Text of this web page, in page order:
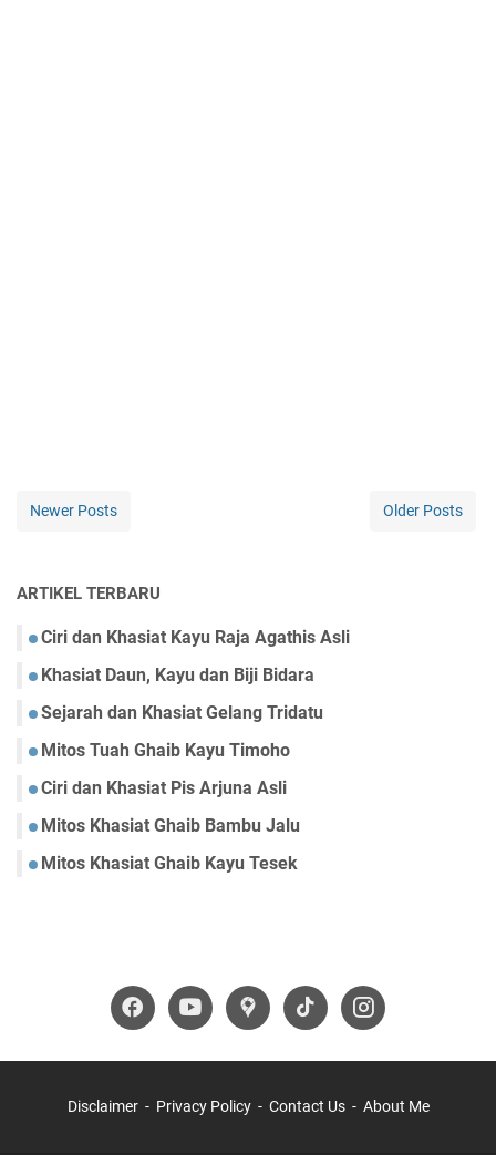
Newer Posts Older Posts
ARTIKEL TERBARU
Ciri dan Khasiat Kayu Raja Agathis Asli
Khasiat Daun, Kayu dan Biji Bidara
Sejarah dan Khasiat Gelang Tridatu
Mitos Tuah Ghaib Kayu Timoho
Ciri dan Khasiat Pis Arjuna Asli
Mitos Khasiat Ghaib Bambu Jalu
Mitos Khasiat Ghaib Kayu Tesek
Disclaimer Privacy Policy Contact Us About Me